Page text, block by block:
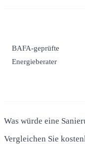
BAFA-geprüfte
Energieberater
Was würde eine
Vergleichen Sie